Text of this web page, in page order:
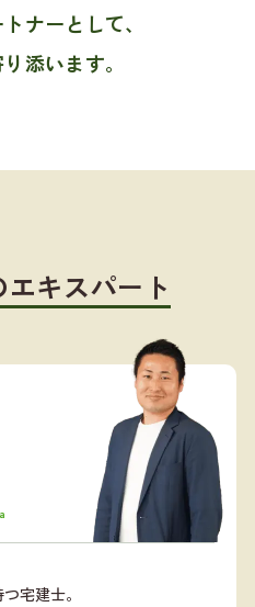
ナーとして、
添います。
キスパート
宅建士。